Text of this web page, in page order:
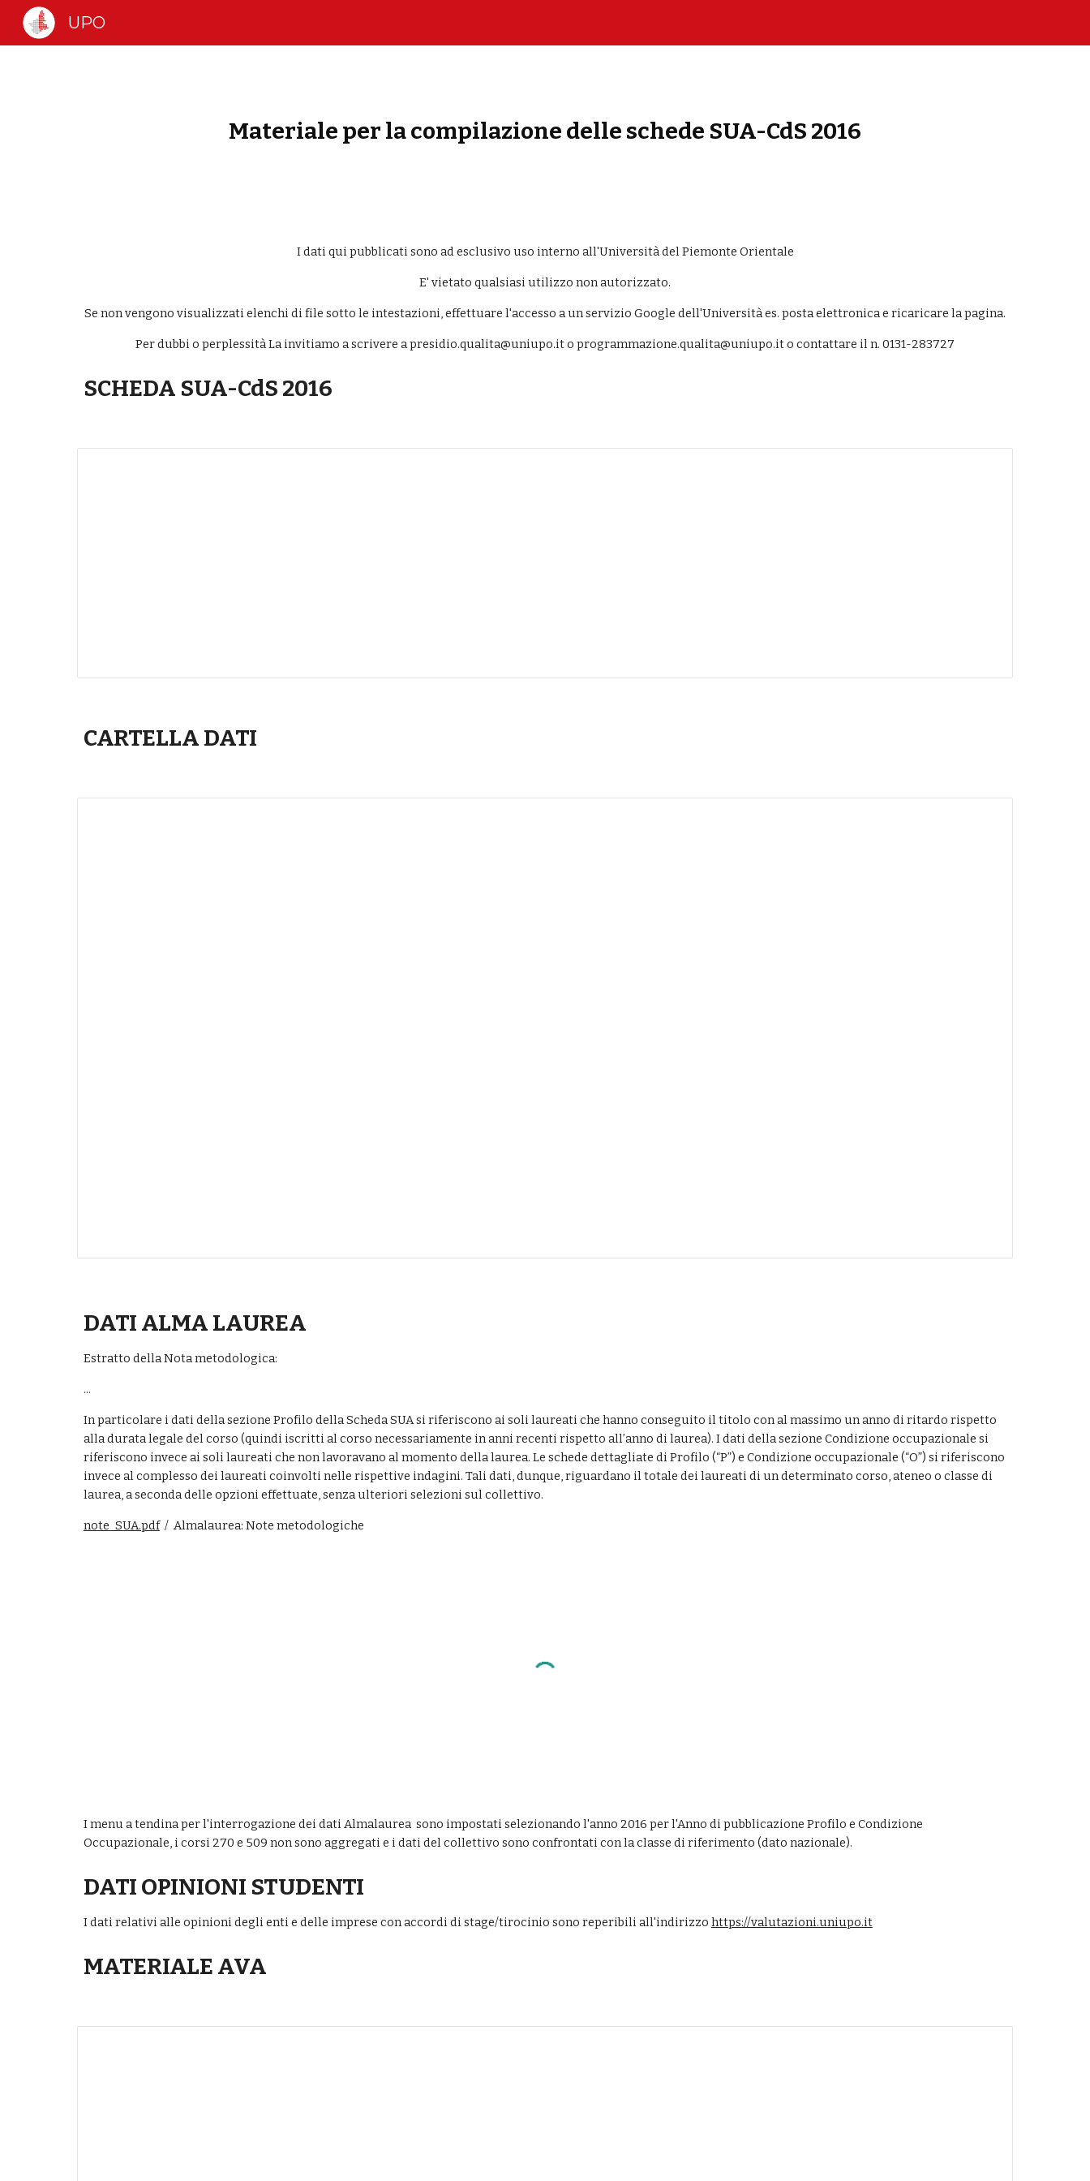
UPO
Materiale per la compilazione delle schede SUA-CdS 2016
I dati qui pubblicati sono ad esclusivo uso interno all'Università del Piemonte Orientale
E' vietato qualsiasi utilizzo non autorizzato.
Se non vengono visualizzati elenchi di file sotto le intestazioni, effettuare l'accesso a un servizio Google dell'Università es. posta elettronica e ricaricare la pagina.
Per dubbi o perplessità La invitiamo a scrivere a presidio.qualita@uniupo.it o programmazione.qualita@uniupo.it o contattare il n. 0131-283727
SCHEDA SUA-CdS 2016
CARTELLA DATI
DATI ALMA LAUREA
Estratto della Nota metodologica:
...
In particolare i dati della sezione Profilo della Scheda SUA si riferiscono ai soli laureati che hanno conseguito il titolo con al massimo un anno di ritardo rispetto
alla durata legale del corso (quindi iscritti al corso necessariamente in anni recenti rispetto all’anno di laurea). I dati della sezione Condizione occupazionale si
riferiscono invece ai soli laureati che non lavoravano al momento della laurea. Le schede dettagliate di Profilo (“P”) e Condizione occupazionale (“O”) si riferiscono
invece al complesso dei laureati coinvolti nelle rispettive indagini. Tali dati, dunque, riguardano il totale dei laureati di un determinato corso, ateneo o classe di
laurea, a seconda delle opzioni effettuate, senza ulteriori selezioni sul collettivo.
note_SUA.pdf
  /  Almalaurea: Note metodologiche
I menu a tendina per l'interrogazione dei dati Almalaurea  sono impostati selezionando l'anno 2016 per l'Anno di pubblicazione Profilo e Condizione
Occupazionale, i corsi 270 e 509 non sono aggregati e i dati del collettivo sono confrontati con la classe di riferimento (dato nazionale).
DATI OPINIONI STUDENTI
I dati relativi alle opinioni degli enti e delle imprese con accordi di stage/tirocinio sono reperibili all'indirizzo https://valutazioni.uniupo.it
MATERIALE AVA